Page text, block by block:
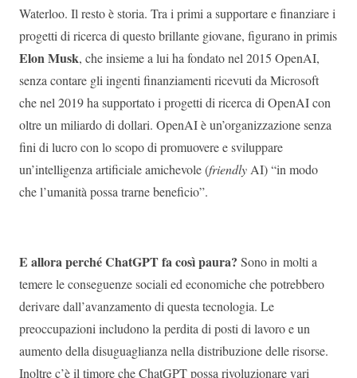
Waterloo. Il resto è storia. Tra i primi a supportare e finanziare i
progetti di ricerca di questo brillante giovane, figurano in primis
Elon Musk, che insieme a lui ha fondato nel 2015 OpenAI,
senza contare gli ingenti finanziamenti ricevuti da Microsoft
che nel 2019 ha supportato i progetti di ricerca di OpenAI con
oltre un miliardo di dollari. OpenAI è un’organizzazione senza
fini di lucro con lo scopo di promuovere e sviluppare
un’intelligenza artificiale amichevole (friendly AI) “in modo
che l’umanità possa trarne beneficio”.
E allora perché ChatGPT fa così paura? Sono in molti a
temere le conseguenze sociali ed economiche che potrebbero
derivare dall’avanzamento di questa tecnologia. Le
preoccupazioni includono la perdita di posti di lavoro e un
aumento della disuguaglianza nella distribuzione delle risorse.
Inoltre c’è il timore che ChatGPT possa rivoluzionare vari